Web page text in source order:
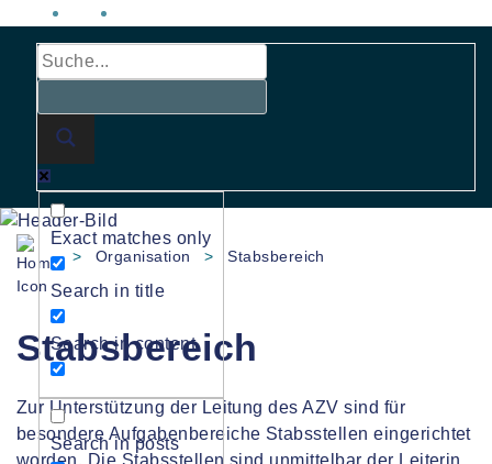
Exact matches only
Search in title
Search in content
Search in posts
> Organisation > Stabsbereich
Stabsbereich
Zur Unterstützung der Leitung des AZV sind für
besondere Aufgabenbereiche Stabsstellen eingerichtet
worden. Die Stabsstellen sind unmittelbar der Leiterin